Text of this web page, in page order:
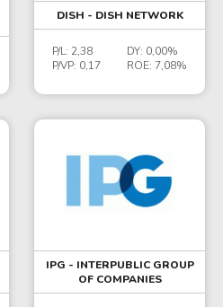
DISH - DISH NETWORK
P/L: 2,38
P/VP: 0,17
DY: 0,00%
ROE: 7,08%
IPG - INTERPUBLIC GROUP
OF COMPANIES